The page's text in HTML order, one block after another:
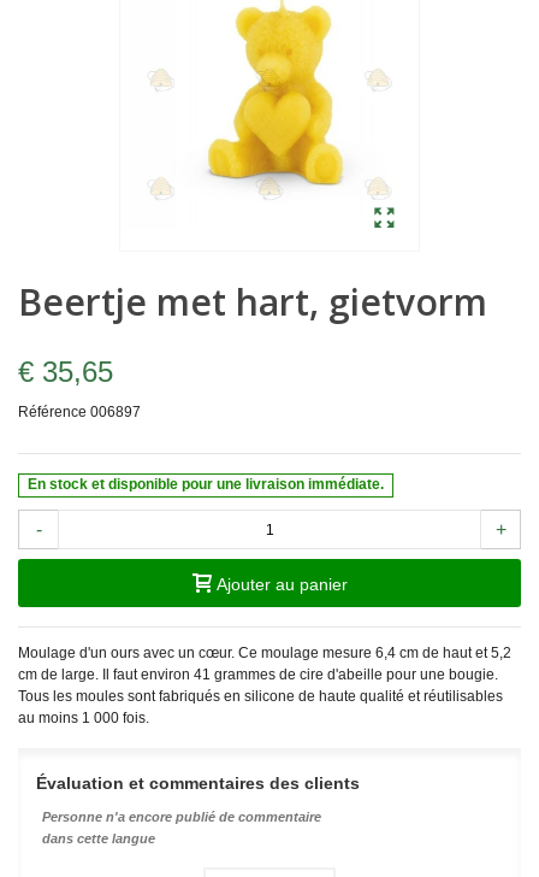
Beertje met hart, gietvorm
€ 35,65
Référence 006897
En stock et disponible pour une livraison immédiate.
- +
Ajouter au panier
Moulage d'un ours avec un cœur. Ce moulage mesure 6,4 cm de haut et 5,2
cm de large. Il faut environ 41 grammes de cire d'abeille pour une bougie.
Tous les moules sont fabriqués en silicone de haute qualité et réutilisables
au moins 1 000 fois.
Évaluation et commentaires des clients
Personne n'a encore publié de commentaire
dans cette langue